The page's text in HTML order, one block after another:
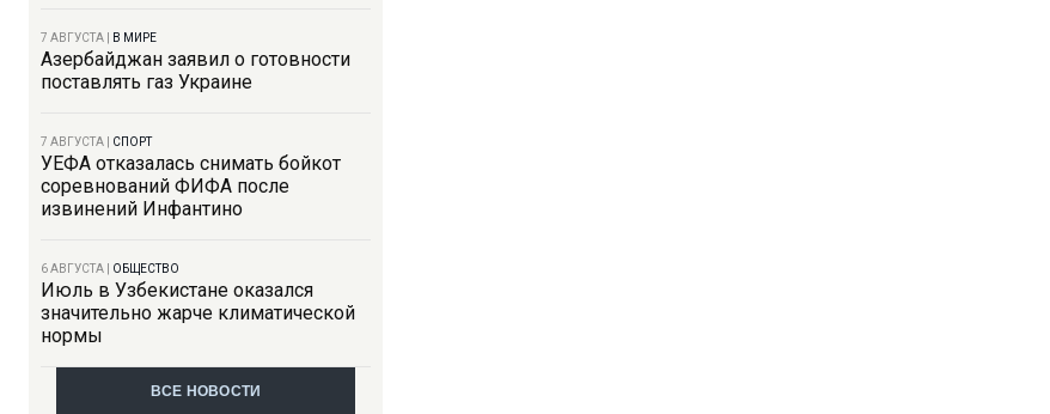
7 АВГУСТА В МИРЕ
Азербайджан заявил о готовности
поставлять газ Украине
7 АВГУСТА СПОРТ
УЕФА отказалась снимать бойкот
соревнований ФИФА после
извинений Инфантино
6 АВГУСТА ОБЩЕСТВО
Июль в Узбекистане оказался
значительно жарче климатической
нормы
ВСЕ НОВОСТИ